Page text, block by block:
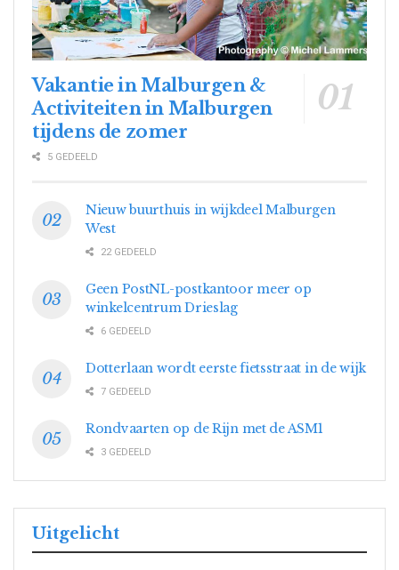
Vakantie in Malburgen &
Activiteiten in Malburgen
tijdens de zomer
5 GEDEELD
Nieuw buurthuis in wijkdeel Malburgen
West
22 GEDEELD
Geen PostNL-postkantoor meer op
winkelcentrum Drieslag
6 GEDEELD
Dotterlaan wordt eerste fietsstraat in de wijk
7 GEDEELD
Rondvaarten op de Rijn met de ASM1
3 GEDEELD
Uitgelicht